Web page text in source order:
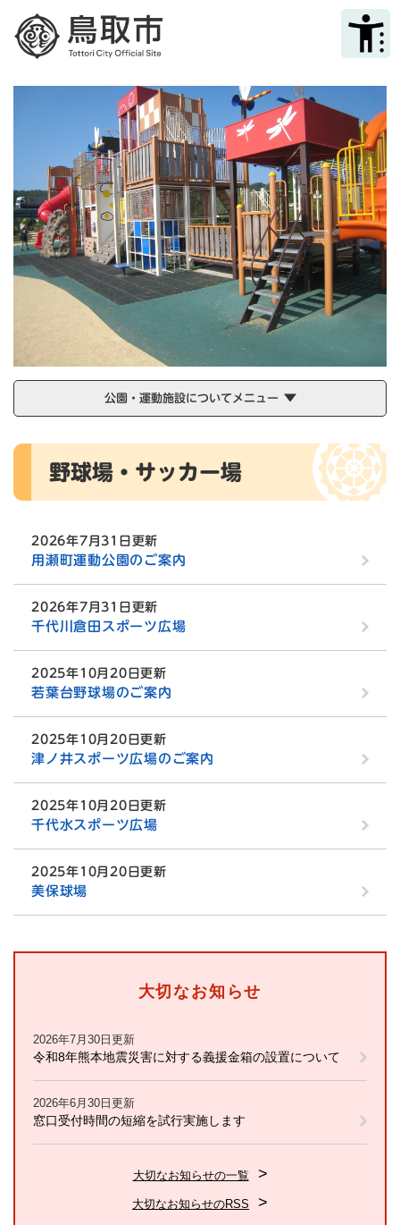
メニューを飛ばして本文へ
公園・運動施設についてメニュー
本
野球場・サッカー場
2026年7月31日更新
用瀬町運動公園のご案内
2026年7月31日更新
千代川倉田スポーツ広場
2025年10月20日更新
若葉台野球場のご案内
2025年10月20日更新
津ノ井スポーツ広場のご案内
2025年10月20日更新
千代水スポーツ広場
2025年10月20日更新
美保球場
大切なお知らせ
2026年7月30日更新
令和8年熊本地震災害に対する義援金箱の設置について
2026年6月30日更新
窓口受付時間の短縮を試行実施します
大切なお知らせの一覧
大切なお知らせのRSS